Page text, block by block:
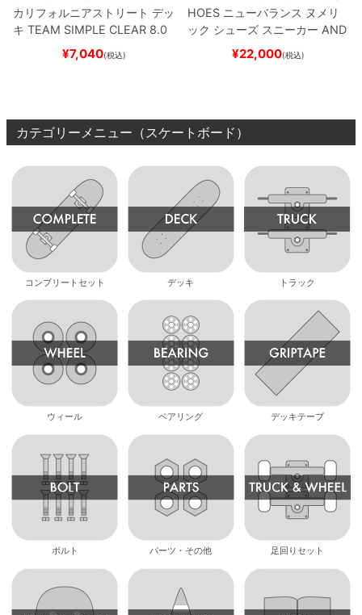
カリフォルニアストリート デッ
キ TEAM SIMPLE CLEAR 8.0
ブランク（DSM）
ード スケボー
¥7,040(税込)
HOES ニューバランス ヌメリ
ック シューズ スニーカー AND
REW REYNOLDS 933
BROWN/BLACKスケート
¥22,000(税込)
カテゴリーメニュー（スケートボード）
コンプリートセット デッキ トラック
ウィール ベアリング デッキテープ
ボルト パーツ・その他 足回りセット